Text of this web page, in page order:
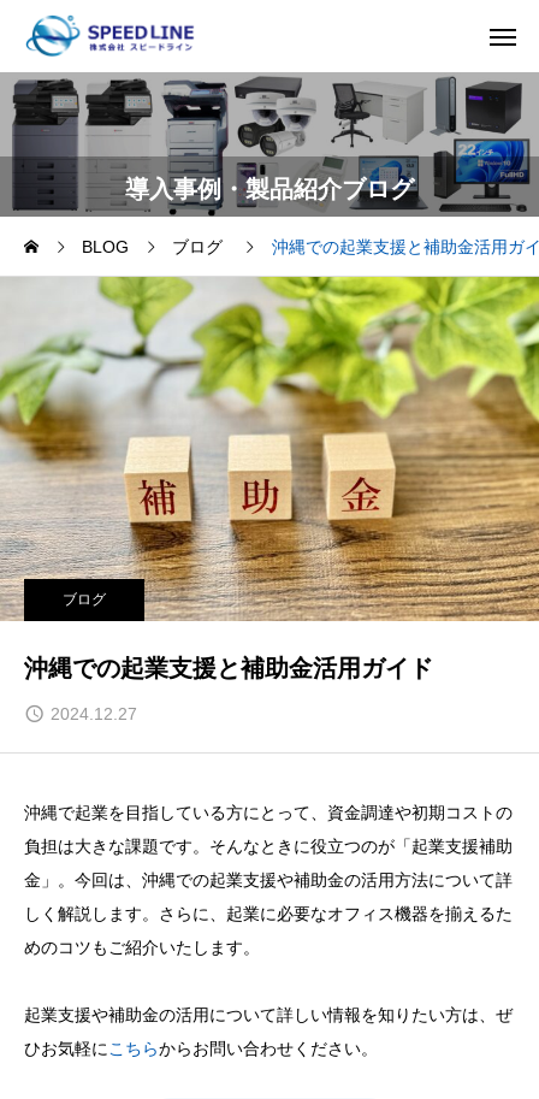
導入事例・製品紹介ブログ
BLOG ブログ 沖縄での起業支援と補助金活用ガ
ブログ
沖縄での起業支援と補助金活用ガイド
2024.12.27
沖縄で起業を目指している方にとって、資金調達や初期コストの
負担は大きな課題です。そんなときに役立つのが「起業支援補助
金」。今回は、沖縄での起業支援や補助金の活用方法について詳
しく解説します。さらに、起業に必要なオフィス機器を揃えるた
めのコツもご紹介いたします。
起業支援や補助金の活用について詳しい情報を知りたい方は、ぜ
ひお気軽にこちらからお問い合わせください。